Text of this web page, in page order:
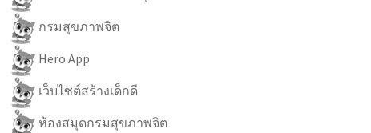
กรมสุขภาพจิต
Hero App
เว็บไซต์สร้างเด็กดี
ห้องสมุดกรมสุขภาพจิต